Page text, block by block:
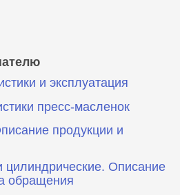
и эксплуатация
пресс‑масленок
продукции и
цилиндрические. Описание
обращения